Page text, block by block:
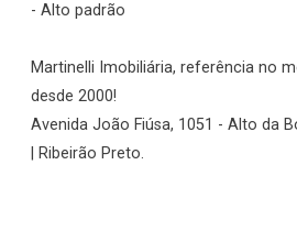
- Alto padrão
Martinelli Imobiliária, referência no
desde 2000!
Avenida João Fiúsa, 1051 - Alto da
| Ribeirão Preto.